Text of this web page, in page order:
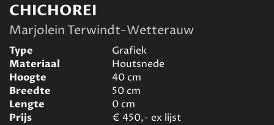
CHICHOREI
Marjolein Terwindt-Wetterauw
Type
Grafiek
Materiaal
Houtsnede
Hoogte
40cm
Breedte
50cm
Lengte
0cm
Prijs
€ 450,- ex lijst